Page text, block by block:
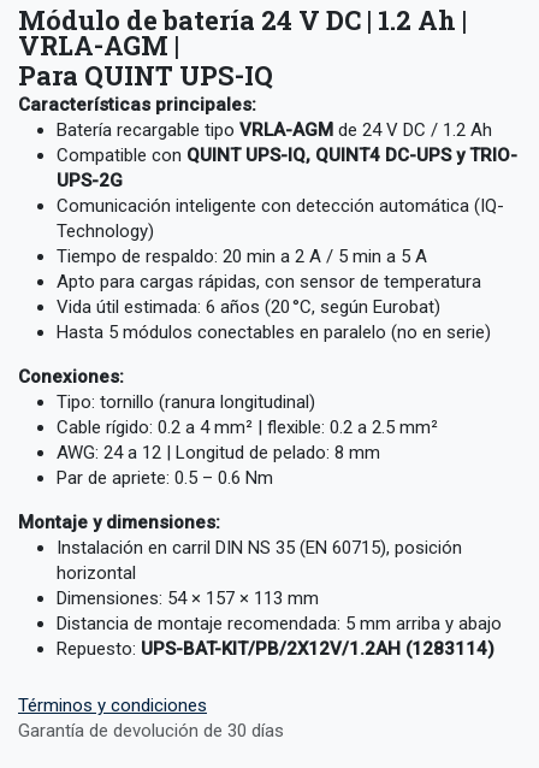
Módulo de batería 24 V DC | 1.2 Ah |
VRLA-AGM |
Para QUINT UPS-IQ
Características principales:
Batería recargable tipo VRLA-AGM de 24 V DC / 1.2 Ah
Compatible con QUINT UPS-IQ, QUINT4 DC-UPS y TRIO-
UPS-2G
Comunicación inteligente con detección automática (IQ-
Technology)
Tiempo de respaldo: 20 min a 2 A / 5 min a 5 A
Apto para cargas rápidas, con sensor de temperatura
Vida útil estimada: 6 años (20 °C, según Eurobat)
Hasta 5 módulos conectables en paralelo (no en serie)
Conexiones:
Tipo: tornillo (ranura longitudinal)
Cable rígido: 0.2 a 4 mm² | flexible: 0.2 a 2.5 mm²
AWG: 24 a 12 | Longitud de pelado: 8 mm
Par de apriete: 0.5 – 0.6 Nm
Montaje y dimensiones:
Instalación en carril DIN NS 35 (EN 60715), posición
horizontal
Dimensiones: 54 × 157 × 113 mm
Distancia de montaje recomendada: 5 mm arriba y abajo
Repuesto: UPS-BAT-KIT/PB/2X12V/1.2AH (1283114)
Términos y condiciones
Garantía de devolución de 30 días